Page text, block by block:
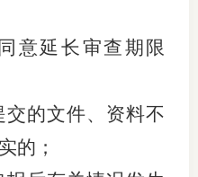
意延长审查期限
交的文件、资料不
的；